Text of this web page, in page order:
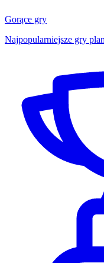
Gorące gry
Najpopularniejsze gry